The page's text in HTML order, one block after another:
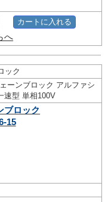
へ
カートに入れる
ック
ーンブロック アルファシ
速型 単相100V
ブロック
15